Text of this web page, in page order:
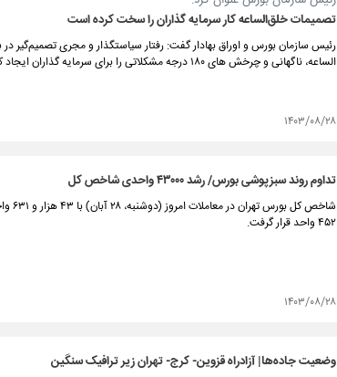
تصمیمات خلق‌الساعه کار سرمایه گذاران را سخت کرده است
رئیس سازمان بورس و اوراق بهادار گفت: رفتار سیاستگذار و مجری تصمیم‌گیر در
الساعه، ناگهانی و چرخش های ۱۸۰ درجه مشکلاتی را برای سرمایه گذاران ایجاد کرده است.
۱۴۰۳/۰۸/۲۸
تداوم روند سبزپوشی بورس/ رشد ۴۳۰۰۰ واحدی شاخص کل
۴۵۲ واحد قرار گرفت.
۱۴۰۳/۰۸/۲۸
وضعیت جاده‌ها| آزادراه قزوین- کرج- تهران زیر ترافیک سنگین